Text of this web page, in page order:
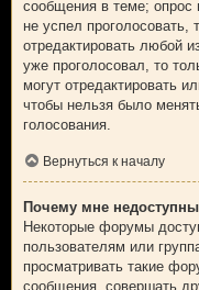
сообщения в теме; опрос
не успел
отредактировать любой
уже проголосовал, то
могут отредактировать
чтобы нельзя было
голосования.
Вернуться к началу
Почему мне
Некоторые форумы
пользователям или
просматривать такие
сообщения, совершать